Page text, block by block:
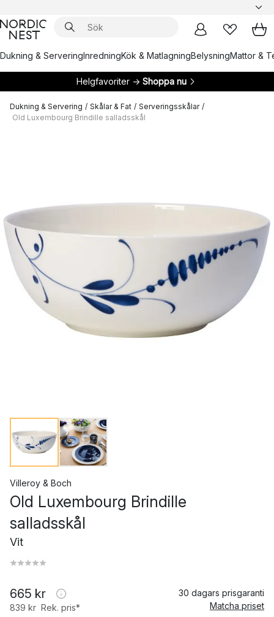
Dukning & ServeringInredningKök & MatlagningBelysningMattor &
Helgfavoriter → Shoppa nu
Dukning & Servering / Skålar & Fat / Serveringsskålar /
Old Luxembourg Brindille salladsskål
Villeroy & Boch
Old Luxembourg Brindille
salladsskål
Vit
665 kr
839 kr Rek. pris*
30 dagars prisgaranti
Matcha priset